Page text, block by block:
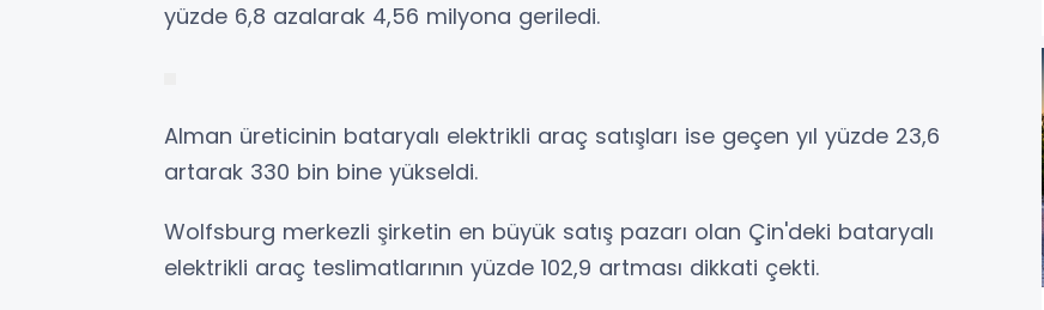
yüzde 6,8 azalarak 4,56 milyona geriledi.
Alman üreticinin bataryalı elektrikli araç satışları ise geçen yıl yüzde 23,6
artarak 330 bin bine yükseldi.
Wolfsburg merkezli şirketin en büyük satış pazarı olan Çin'deki bataryalı
elektrikli araç teslimatlarının yüzde 102,9 artması dikkati çekti.